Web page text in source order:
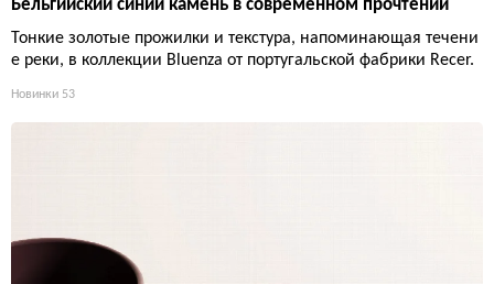
Бельгийский синий камень в современном прочтении
Тонкие золотые прожилки и текстура, напоминающая течени
е реки, в коллекции Bluenza от португальской фабрики Recer.
Новинки 53